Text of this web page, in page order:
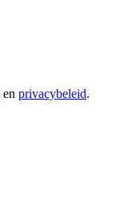
en privacybeleid.